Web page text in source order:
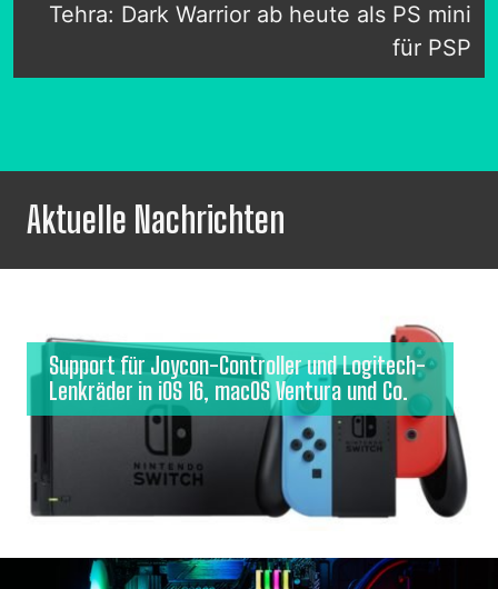
Tehra: Dark Warrior ab heute als PS mini
für PSP
Aktuelle Nachrichten
Support für Joycon-Controller und Logitech-
Lenkräder in iOS 16, macOS Ventura und Co.